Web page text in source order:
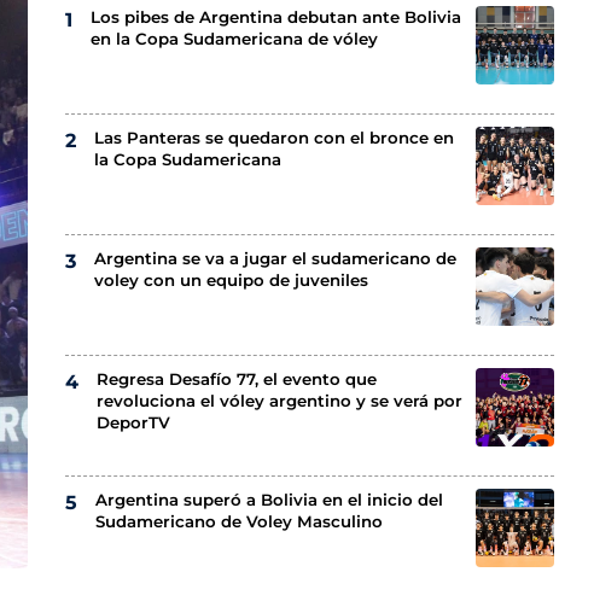
Los pibes de Argentina debutan ante Bolivia
en la Copa Sudamericana de vóley
Las Panteras se quedaron con el bronce en
la Copa Sudamericana
Argentina se va a jugar el sudamericano de
voley con un equipo de juveniles
Regresa Desafío 77, el evento que
revoluciona el vóley argentino y se verá por
DeporTV
Argentina superó a Bolivia en el inicio del
Sudamericano de Voley Masculino